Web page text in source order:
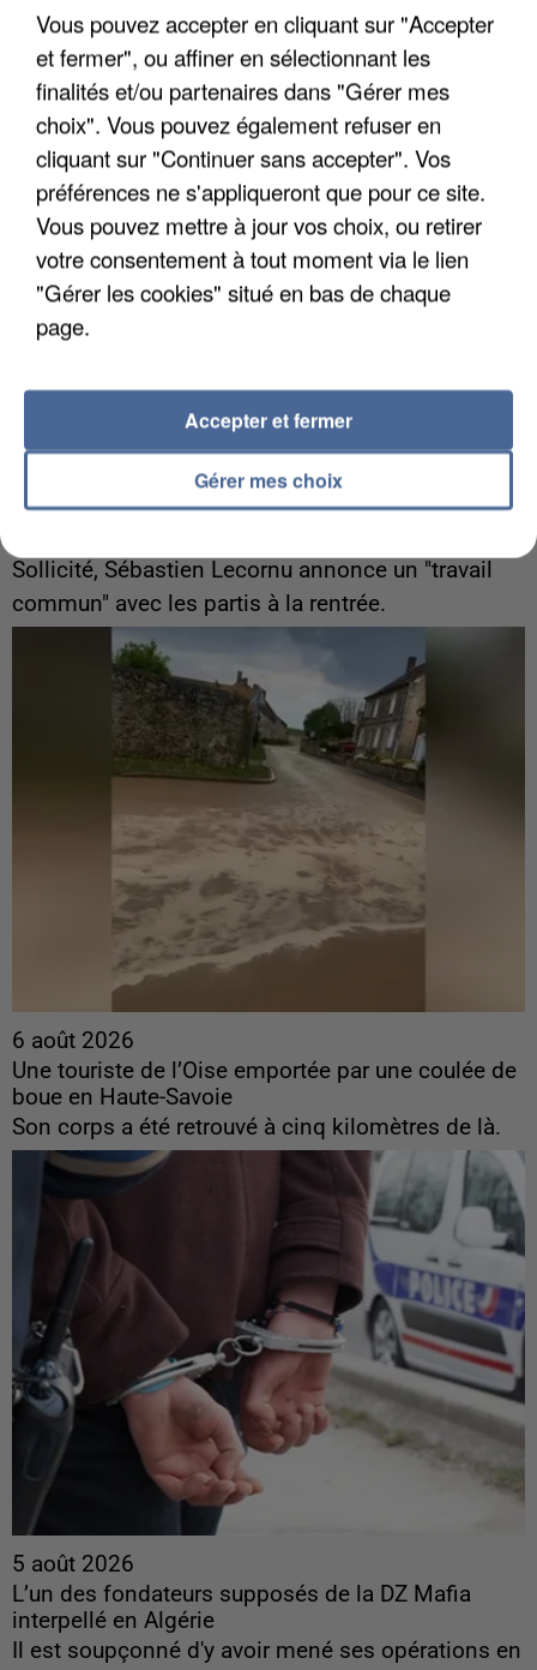
Un cofondateur du réseau avait été interpellé
quelques jours plus tôt.
Gabriel Attal et Raphaël Glucksmann visés par des
Sollicité, Sébastien Lecornu annonce un "travail
commun" avec les partis à la rentrée.
6 août 2026
Une touriste de l’Oise emportée par une coulée de
boue en Haute-Savoie
Son corps a été retrouvé à cinq kilomètres de là.
5 août 2026
L’un des fondateurs supposés de la DZ Mafia
interpellé en Algérie
Il est soupçonné d'y avoir mené ses opérations en
Vous pouvez accepter en cliquant sur "Accepter
et fermer", ou affiner en sélectionnant les
finalités et/ou partenaires dans "Gérer mes
choix". Vous pouvez également refuser en
cliquant sur "Continuer sans accepter". Vos
préférences ne s'appliqueront que pour ce site.
Vous pouvez mettre à jour vos choix, ou retirer
votre consentement à tout moment via le lien
"Gérer les cookies" situé en bas de chaque
page.
Gérer mes choix
Accepter et fermer